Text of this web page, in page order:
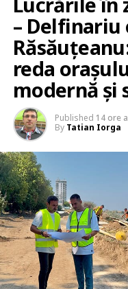
–
reda
modernă și
Published 14 ore
By Tatian Iorga